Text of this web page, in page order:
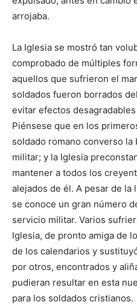
arrojaba.
La Iglesia se mostró tan
comprobado de múltiples
aquellos que sufrieron el
soldados fueron borrados
evitar efectos
Piénsese que en los
soldado romano converso
militar; y la Iglesia
mantener a todos los
alejados de él. A pesar de la
se conoce un gran número
servicio militar. Varios
Iglesia, de pronto amiga de
de los calendarios y
por otros, encontrados y
pudieran resultar en esta
para los soldados cristianos.